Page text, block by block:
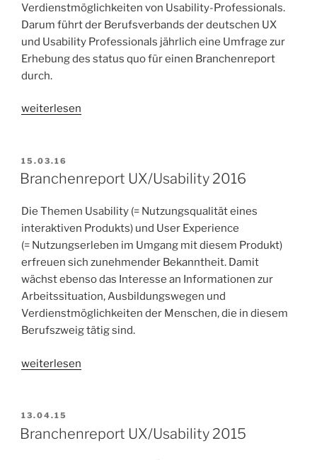
Verdienstmöglichkeiten von Usability-Professionals.
Darum führt der Berufsverbands der deutschen UX
und Usability Professionals jährlich eine Umfrage zur
Erhebung des status quo für einen Branchenreport
durch.
„Branchenreport
weiterlesen
VERÖFFENTLICHT
AM
15.03.16
Branchenreport UX/Usability 2016
Die Themen Usability (= Nutzungsqualität eines
interaktiven Produkts) und User Experience
(= Nutzungserleben im Umgang mit diesem Produkt)
erfreuen sich zunehmender Bekanntheit. Damit
wächst ebenso das Interesse an Informationen zur
Arbeitssituation, Ausbildungswegen und
Verdienstmöglichkeiten der Menschen, die in diesem
Berufszweig tätig sind.
„Branchenreport
weiterlesen
VERÖFFENTLICHT
AM
13.04.15
Branchenreport UX/Usability 2015